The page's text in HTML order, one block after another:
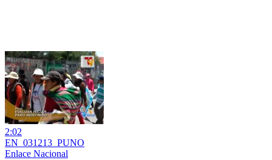
2:02
EN_031213_PUNO
Enlace Nacional